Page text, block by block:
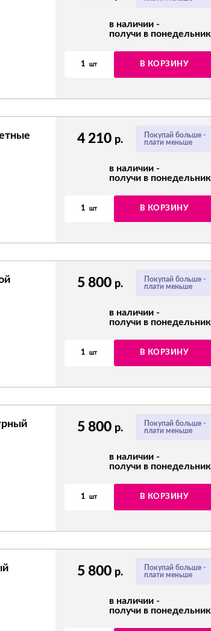
в наличии -
получи в понедельник
1 шт В КОРЗИНУ
Покупай больше -
плати меньше
4 210 р.
в наличии -
получи в понедельник
1 шт В КОРЗИНУ
Покупай больше -
плати меньше
5 800 р.
в наличии -
получи в понедельник
1 шт В КОРЗИНУ
Покупай больше -
плати меньше
5 800 р.
в наличии -
получи в понедельник
1 шт В КОРЗИНУ
Покупай больше -
плати меньше
5 800 р.
в наличии -
получи в понедельник